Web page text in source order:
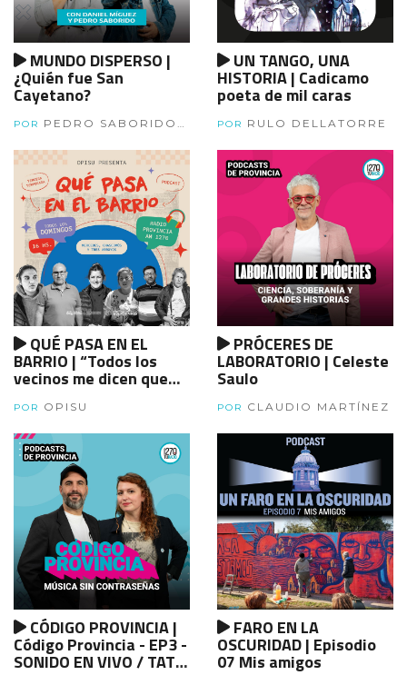
MUNDO DISPERSO |
¿Quién fue San
Cayetano?
POR
PEDRO SABORIDO Y
UN TANGO, UNA
HISTORIA | Cadicamo
poeta de mil caras
POR RULO DELLATORRE
QUÉ PASA EN EL
BARRIO | “Todos los
vecinos me dicen que
esta obra es un gran
cambio para el barrio”.
Laura Larralde, vecina
del barrio La Esmeralda
de Chascomús
POR OPISU
PRÓCERES DE
LABORATORIO | Celeste
Saulo
POR CLAUDIO MARTÍNEZ
CÓDIGO PROVINCIA |
Código Provincia - EP3 -
SONIDO EN VIVO / TATU
FARO EN LA
OSCURIDAD | Episodio
07 Mis amigos